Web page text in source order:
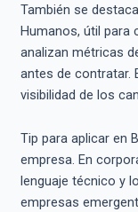
También se
Humanos, útil para
analizan métricas
antes de contratar.
visibilidad de los
Tip para aplicar en
empresa. En
lenguaje técnico y
empresas